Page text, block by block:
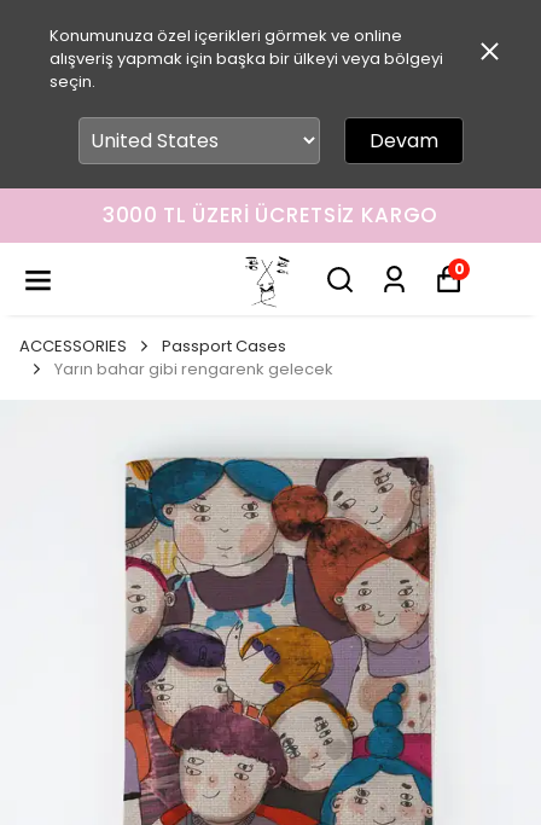
Konumunuza özel içerikleri görmek ve online
alışveriş yapmak için başka bir ülkeyi veya bölgeyi
seçin.
Devam
3000 TL ÜZERI ÜCRETSIZ KARGO
0
ACCESSORIES
Passport Cases
Yarın bahar gibi rengarenk gelecek